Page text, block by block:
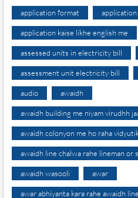
application format
application kaise likhe english me
assessed units in electricity bill
assessment unit electricity bill
audio awaidh
awaidh building me niyam virudhh
awaidh colonyon me ho raha
awaidh line chalwa rahe lineman or
awaidh wasooli awar
awar abhiyanta kara rahe awaidh